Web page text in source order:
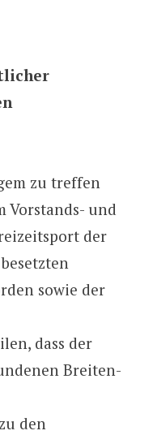
zu treffen
und
der
sowie der
dass der
Breiten-
den